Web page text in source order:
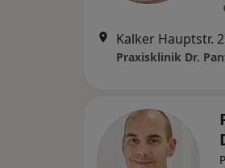
Kalker Hauptstr.